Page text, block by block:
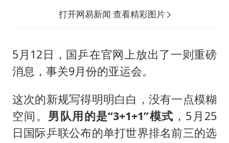
打开网易新闻 查看精彩图片
5月12日，国乒在官网上放出了一则重磅
消息，事关9月份的亚运会。
这次的新规写得明明白白，没有一点模糊
空间。 男队用的是“3+1+1”模式 ，5月25
日国际乒联公布的单打世界排名前三的选